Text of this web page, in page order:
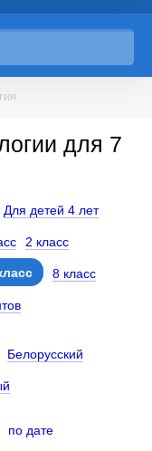
для 7
Для детей 4 лет
2 класс
8 класс
Белорусский
по дате